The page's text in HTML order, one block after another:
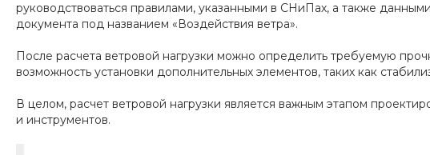
руководствоваться правилами, указанными в СНиПах, а также
документа под названием «Воздействия ветра».
После расчета ветровой нагрузки можно определить требуемую
возможность установки дополнительных элементов, таких как
В целом, расчет ветровой нагрузки является важным этапом
и инструментов.